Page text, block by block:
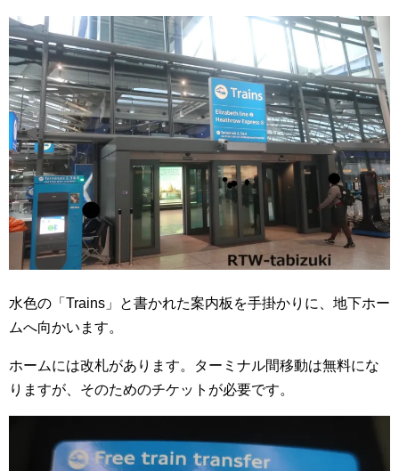
水色の「Trains」と書かれた案内板を手掛かりに、地下ホー
ムへ向かいます。
ホームには改札があります。ターミナル間移動は無料にな
りますが、そのためのチケットが必要です。